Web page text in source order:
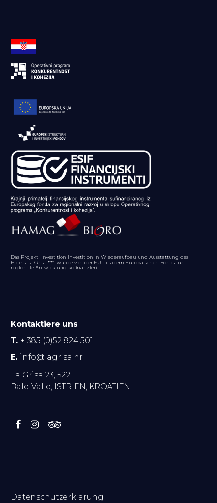
Das Projekt "Investition Investition in Wiederaufbau und Ausstattung des
Hotels La Grisa ****" wurde von der EU aus dem Europäischen Fonds für
regionale Entwicklung kofinanziert.
Kontaktiere uns
T. + 385 (0)52 824 501
E. info@lagrisa.hr
La Grisa 23, 52211
Bale-Valle, ISTRIEN, KROATIEN
Datenschutzerklärung